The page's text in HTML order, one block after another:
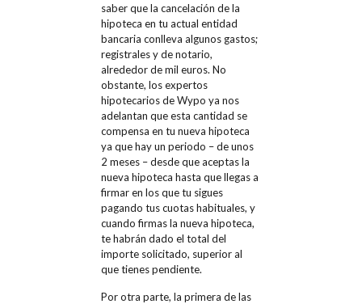
saber que la cancelación de la
hipoteca en tu actual entidad
bancaria conlleva algunos gastos;
registrales y de notario,
alrededor de mil euros. No
obstante, los expertos
hipotecarios de Wypo ya nos
adelantan que esta cantidad se
compensa en tu nueva hipoteca
ya que hay un periodo – de unos
2 meses – desde que aceptas la
nueva hipoteca hasta que llegas a
firmar en los que tu sigues
pagando tus cuotas habituales, y
cuando firmas la nueva hipoteca,
te habrán dado el total del
importe solicitado, superior al
que tienes pendiente.
Por otra parte, la primera de las